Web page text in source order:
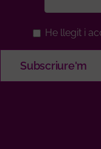
He llegit i